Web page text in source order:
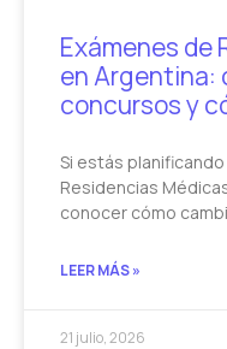
Exámenes de
en Argentina:
concursos y
Si estás
Residencias
conocer cómo
LEER MÁS »
21 julio, 2026